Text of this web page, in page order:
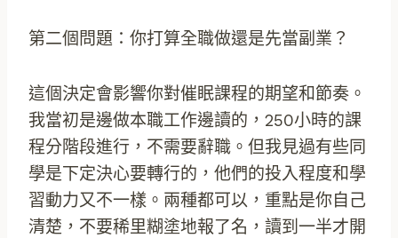
第二個問題：你打算全職做還是先當副業？
這個決定會影響你對催眠課程的期望和節奏。
我當初是邊做本職工作邊讀的，250小時的課
程分階段進行，不需要辭職。但我見過有些同
學是下定決心要轉行的，他們的投入程度和學
習動力又不一樣。兩種都可以，重點是你自己
清楚，不要稀里糊塗地報了名，讀到一半才開